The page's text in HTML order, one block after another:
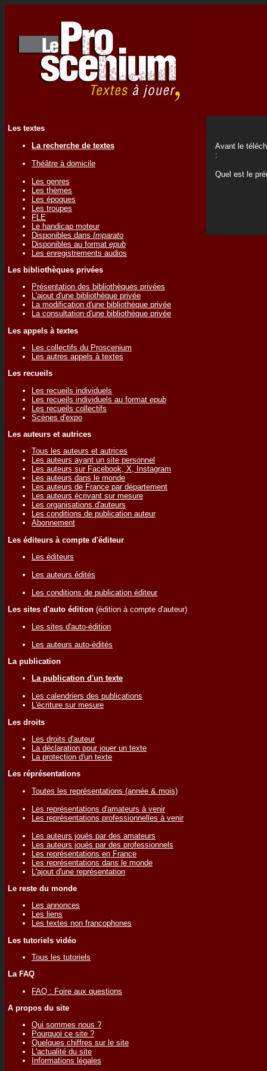
Les textes
La recherche de textes
Théâtre à domicile
Les genres
Les thèmes
Les époques
Les troupes
FLE
Le handicap moteur
Disponibles dans Imparato
Disponibles au format epub
Les enregistrements audios
Les bibliothèques privées
Présentation des bibliothèques privées
L'ajout d'une bibliothèque privée
La modification d'une bibliothèque privée
La consultation d'une bibliothèque privée
Les appels à textes
Les collectifs du Proscenium
Les autres appels à textes
Les recueils
Les recueils individuels
Les recueils individuels au format epub
Les recueils collectifs
Scènes d'expo
Les auteurs et autrices
Tous les auteurs et autrices
Les auteurs ayant un site personnel
Les auteurs sur Facebook, X, Instagram
Les auteurs dans le monde
Les auteurs de France par département
Les auteurs écrivant sur mesure
Les organisations d'auteurs
Les conditions de publication auteur
Abonnement
Les éditeurs à compte d'éditeur
Les éditeurs
Les auteurs édités
Les conditions de publication éditeur
Les sites d'auto édition (édition à compte d'auteur)
Les sites d'auto-édition
Les auteurs auto-édités
La publication
La publication d'un texte
Les calendriers des publications
L'écriture sur mesure
Les droits
Les droits d'auteur
La déclaration pour jouer un texte
La protection d'un texte
Les réprésentations
Toutes les représentations (année & mois)
Les représentations d'amateurs à venir
Les représentations professionnelles à venir
Les auteurs joués par des amateurs
Les auteurs joués par des professionnels
Les représentations en France
Les représentations dans le monde
L'ajout d'une représentation
Le reste du monde
Les annonces
Les liens
Les textes non francophones
Les tutoriels vidéo
Tous les tutoriels
La FAQ
FAQ : Foire aux questions
A propos du site
Qui sommes nous ?
Pourquoi ce site ?
Quelques chiffres sur le site
L'actualité du site
Informations légales
Avant le
:
Quel est le